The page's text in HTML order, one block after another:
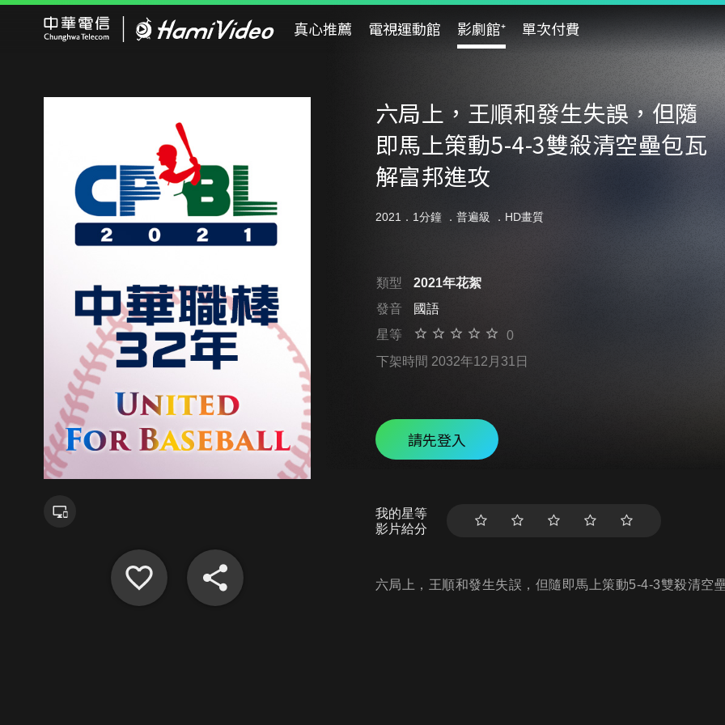
真心推薦 電視運動館 影劇館⁺ 單次付費
六局上，王順和發生失誤，但隨
即馬上策動5-4-3雙殺清空壘包瓦
解富邦進攻
2021．1分鐘 ． 普遍級 ．HD畫質
類型
2021年花絮
發音
國語
星等
0
下架時間 2032年12月31日
請先登入
我的星等
影片給分
六局上，王順和發生失誤，但隨即馬上策動5-4-3雙殺清空